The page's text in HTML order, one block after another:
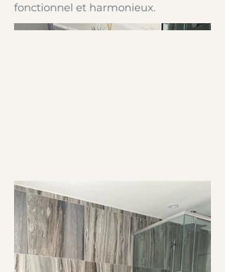
fonctionnel et harmonieux.